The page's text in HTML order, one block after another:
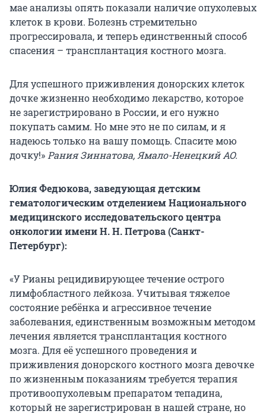
мае анализы опять показали наличие опухолевых
клеток в крови. Болезнь стремительно
прогрессировала, и теперь единственный способ
спасения – трансплантация костного мозга.
Для успешного приживления донорских клеток
дочке жизненно необходимо лекарство, которое
не зарегистрировано в России, и его нужно
покупать самим. Но мне это не по силам, и я
надеюсь только на вашу помощь. Спасите мою
дочку!» Рания Зиннатова, Ямало-Ненецкий АО.
Юлия Федюкова, заведующая детским
гематологическим отделением Национального
медицинского исследовательского центра
онкологии имени Н. Н. Петрова (Санкт-
Петербург):
«У Рианы рецидивирующее течение острого
лимфобластного лейкоза. Учитывая тяжелое
состояние ребёнка и агрессивное течение
заболевания, единственным возможным методом
лечения является трансплантация костного
мозга. Для её успешного проведения и
приживления донорского костного мозга девочке
по жизненным показаниям требуется терапия
противоопухолевым препаратом тепадина,
который не зарегистрирован в нашей стране, но